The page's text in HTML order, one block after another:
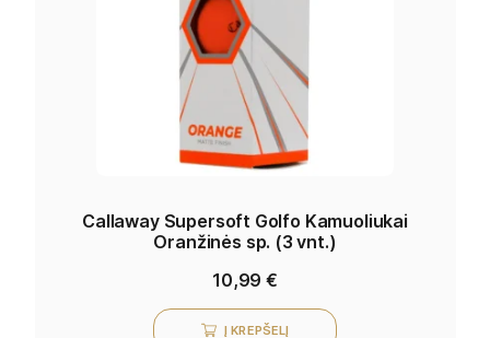
Callaway Supersoft Golfo Kamuoliukai
Oranžinės sp. (3 vnt.)
10,99€
Į KREPŠELĮ